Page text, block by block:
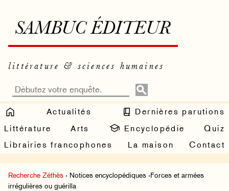
SAMBUC ÉDITEUR
littérature & sciences humaines
Actualités
Dernières parutions
Littérature
Arts Encyclopédie
Quiz
Librairies francophones
La maison Contact
Recherche Zéthès › Notices encyclopédiques ›Forces et armées
irrégulières ou guérilla